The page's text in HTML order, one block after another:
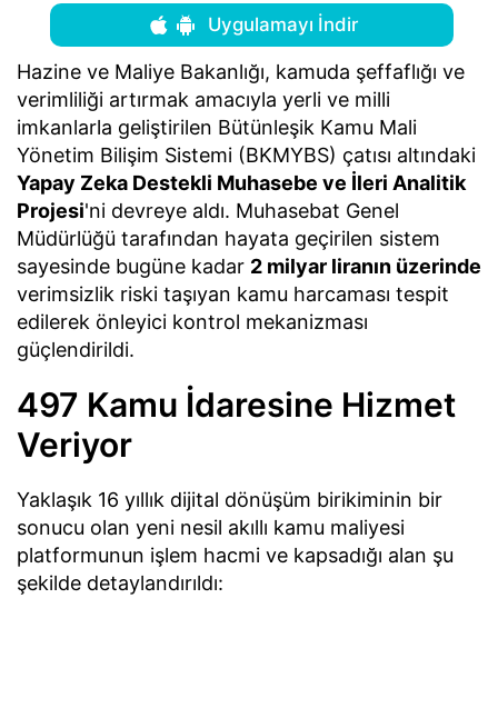
Uygulamayı İndir
Hazine ve Maliye Bakanlığı, kamuda şeffaflığı ve
verimliliği artırmak amacıyla yerli ve milli
imkanlarla geliştirilen Bütünleşik Kamu Mali
Yönetim Bilişim Sistemi (BKMYBS) çatısı altındaki
Yapay Zeka Destekli Muhasebe ve İleri Analitik
Projesi'ni devreye aldı. Muhasebat Genel
Müdürlüğü tarafından hayata geçirilen sistem
sayesinde bugüne kadar 2 milyar liranın üzerinde
verimsizlik riski taşıyan kamu harcaması tespit
edilerek önleyici kontrol mekanizması
güçlendirildi.
497 Kamu İdaresine Hizmet
Veriyor
Yaklaşık 16 yıllık dijital dönüşüm birikiminin bir
sonucu olan yeni nesil akıllı kamu maliyesi
platformunun işlem hacmi ve kapsadığı alan şu
şekilde detaylandırıldı: